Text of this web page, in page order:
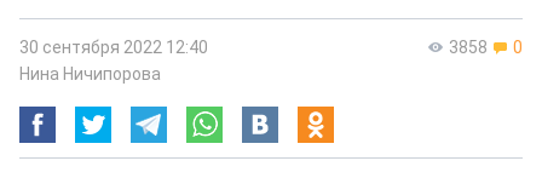
3858 0
30 сентября 2022 12:40
Нина Ничипорова